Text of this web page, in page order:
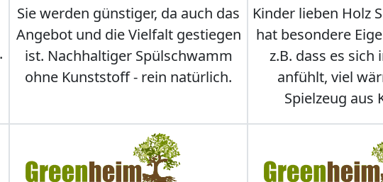
Sie werden günstiger, da auch das
Angebot und die Vielfalt gestiegen
ist. Nachhaltiger Spülschwamm
ohne Kunststoff - rein natürlich.
Kinder lieben Holz
hat besondere
z.B. dass es
anfühlt, viel
Spielzeug aus